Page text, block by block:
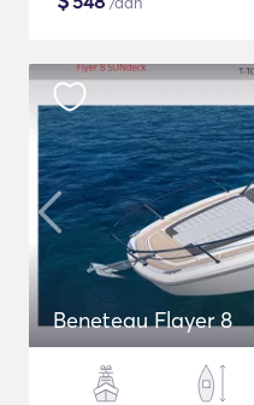
Beneteau Flayer 8